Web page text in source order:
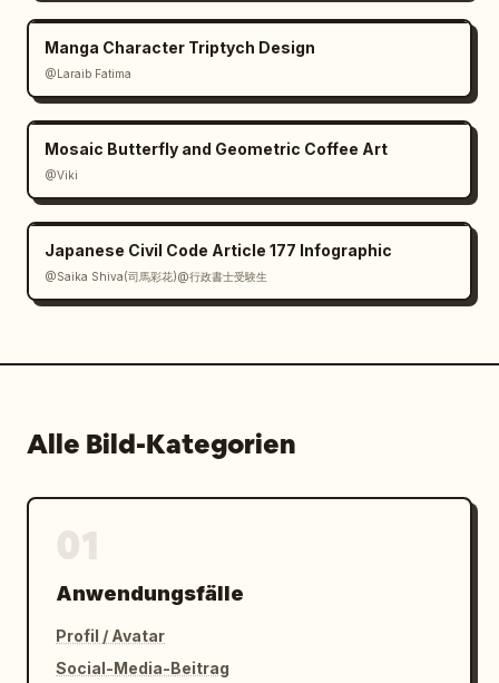
Manga Character Triptych Design
@Laraib Fatima‎
Mosaic Butterfly and Geometric Coffee Art
@Viki
Japanese Civil Code Article 177 Infographic
@Saika Shiva(司馬彩花)@行政書士受験生
Alle Bild-Kategorien
Anwendungsfälle
Profil / Avatar
Social-Media-Beitrag